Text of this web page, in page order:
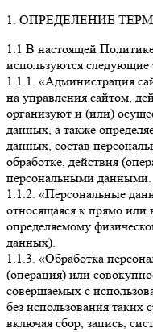
1. ОПРЕДЕЛЕНИЕ
1.1 В настоящей
используются
1.1.1. «Администрация
на управления сайтом,
организуют и (или)
данных, а также
данных, состав
обработке, действия
персональными данными.
1.1.2. «Персональные
относящаяся к прямо или
определяемому
данных).
1.1.3. «Обработка
(операция) или
совершаемых с
без использования
включая сбор, запись,